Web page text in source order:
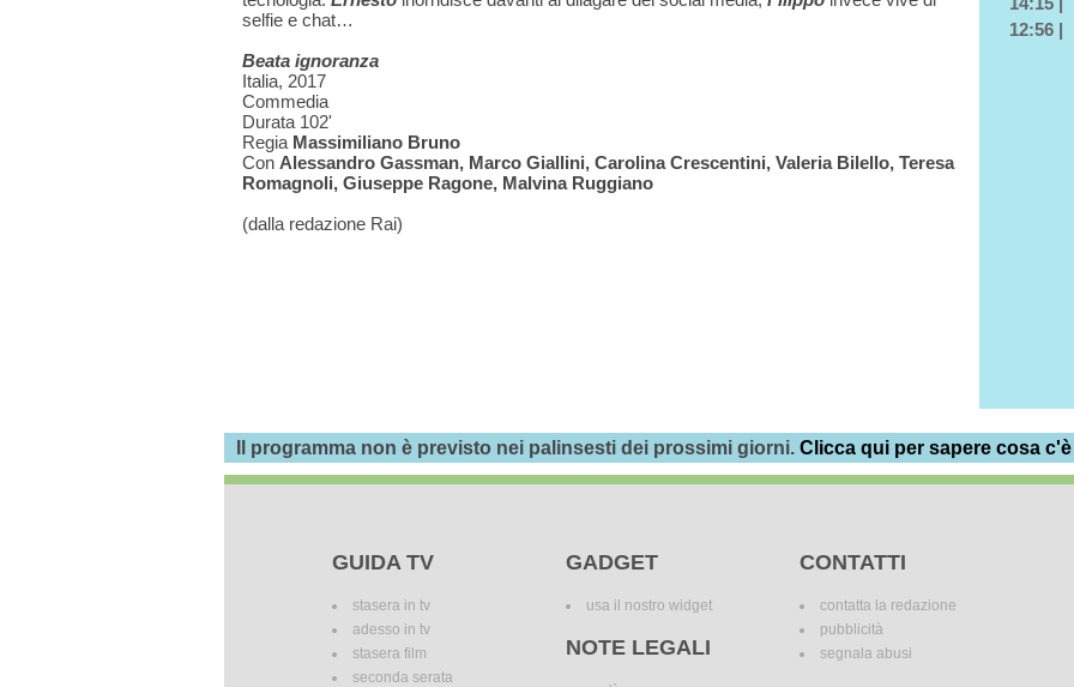
selfie e chat…
Beata ignoranza
Italia, 2017
Commedia
Durata 102'
Regia Massimiliano Bruno
Con Alessandro Gassman, Marco Giallini, Carolina Crescentini, Valeria Bilello, Teresa
Romagnoli, Giuseppe Ragone, Malvina Ruggiano
(dalla redazione Rai)
12:56 |
Il programma non è previsto nei palinsesti dei prossimi giorni. Clicca qui per sapere cosa
GUIDA TV
stasera in tv
adesso in tv
stasera film
seconda serata
GADGET
usa il nostro widget
NOTE LEGALI
CONTATTI
contatta la redazione
pubblicità
segnala abusi